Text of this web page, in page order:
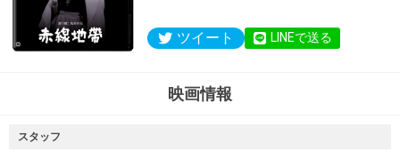
ツイート LINEで送る
映画情報
スタッフ